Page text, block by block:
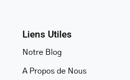
Liens Utiles
Notre Blog
A Propos de Nous